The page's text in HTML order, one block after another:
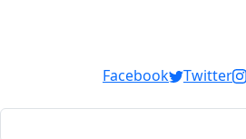
Facebook Twitter